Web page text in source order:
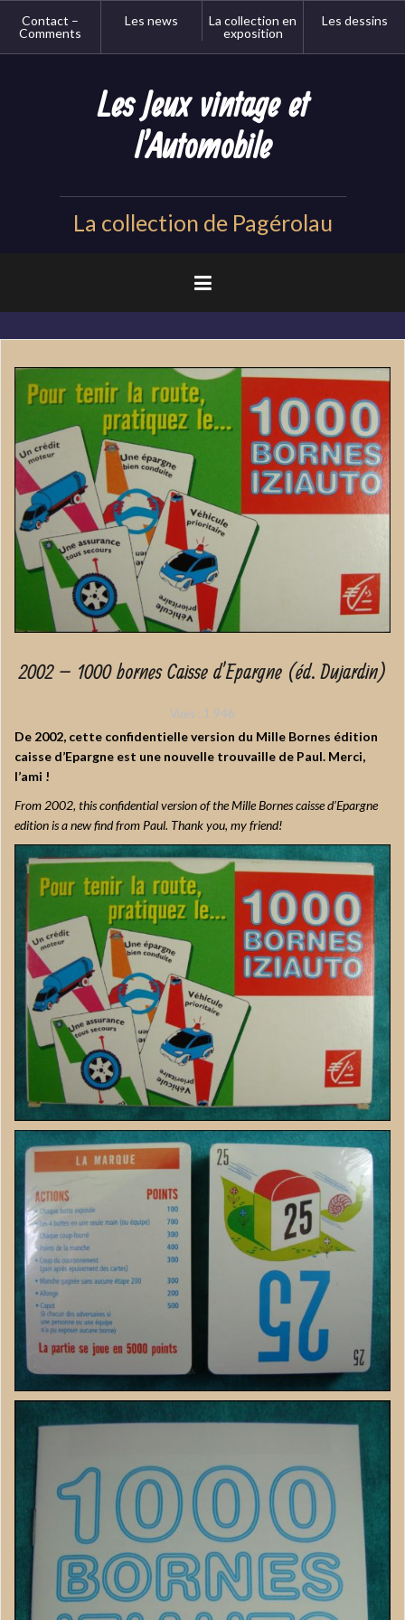
Contact –
Comments
Les news
La collection en
exposition
Les dessins
Les Jeux vintage et
l'Automobile
La collection de Pagérolau
2002 – 1000 bornes Caisse d’Epargne (éd. Dujardin)
Vues : 1 946
De 2002, cette confidentielle version du Mille Bornes édition
caisse d’Epargne est une nouvelle trouvaille de Paul. Merci,
l’ami !
From 2002, this confidential version of the Mille Bornes caisse d’Epargne
edition is a new find from Paul. Thank you, my friend!